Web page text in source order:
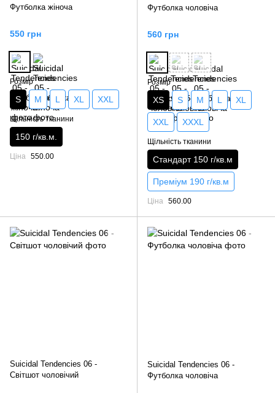
Футболка жіноча
550 грн
Розмір
S M L XL XXL
Щільність тканини
150 г/кв.м.
Ціна 550.00
Футболка чоловіча
560 грн
Розмір
XS S M L XL
XXL XXXL
Щільність тканини
Стандарт 150 г/кв.м
Преміум 190 г/кв.м
Ціна 560.00
Suicidal Tendencies 06 -
Світшот чоловічий
Suicidal Tendencies 06 -
Футболка чоловіча